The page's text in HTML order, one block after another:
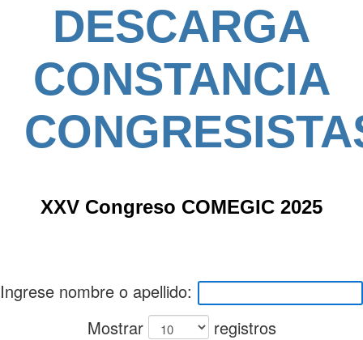
DESCARGA
CONSTANCIA
XXV Congreso COMEGIC 2025